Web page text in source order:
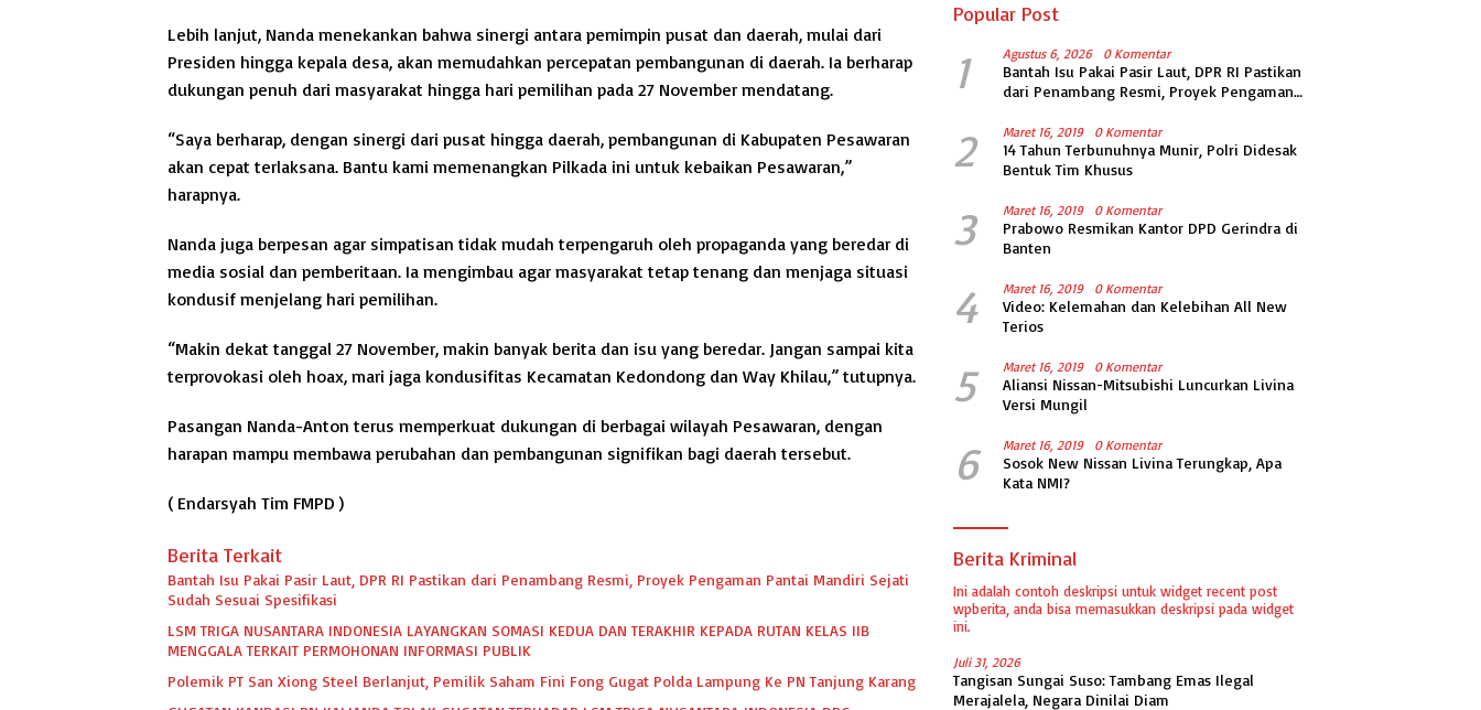
Lebih lanjut, Nanda menekankan bahwa sinergi antara pemimpin pusat dan daerah, mulai dari
Presiden hingga kepala desa, akan memudahkan percepatan pembangunan di daerah. Ia berharap
dukungan penuh dari masyarakat hingga hari pemilihan pada 27 November mendatang.
“Saya berharap, dengan sinergi dari pusat hingga daerah, pembangunan di Kabupaten Pesawaran
akan cepat terlaksana. Bantu kami memenangkan Pilkada ini untuk kebaikan Pesawaran,”
harapnya.
Nanda juga berpesan agar simpatisan tidak mudah terpengaruh oleh propaganda yang beredar di
media sosial dan pemberitaan. Ia mengimbau agar masyarakat tetap tenang dan menjaga situasi
kondusif menjelang hari pemilihan.
“Makin dekat tanggal 27 November, makin banyak berita dan isu yang beredar. Jangan sampai kita
terprovokasi oleh hoax, mari jaga kondusifitas Kecamatan Kedondong dan Way Khilau,” tutupnya.
Pasangan Nanda-Anton terus memperkuat dukungan di berbagai wilayah Pesawaran, dengan
harapan mampu membawa perubahan dan pembangunan signifikan bagi daerah tersebut.
( Endarsyah Tim FMPD )
Berita Terkait
Bantah Isu Pakai Pasir Laut, DPR RI Pastikan dari Penambang Resmi, Proyek Pengaman Pantai Mandiri Sejati
Sudah Sesuai Spesifikasi
LSM TRIGA NUSANTARA INDONESIA LAYANGKAN SOMASI KEDUA DAN TERAKHIR KEPADA RUTAN KELAS IIB
MENGGALA TERKAIT PERMOHONAN INFORMASI PUBLIK
Polemik PT San Xiong Steel Berlanjut, Pemilik Saham Fini Fong Gugat Polda Lampung Ke PN Tanjung Karang
Popular Post
1 Agustus 6, 2026 0 Komentar
Bantah Isu Pakai Pasir Laut, DPR RI Pastikan
dari Penambang Resmi, Proyek Pengaman
Spesifikasi
2 Maret 16, 2019 0 Komentar
14 Tahun Terbunuhnya Munir, Polri Didesak
Bentuk Tim Khusus
3 Maret 16, 2019 0 Komentar
Prabowo Resmikan Kantor DPD Gerindra di
Banten
4 Maret 16, 2019 0 Komentar
Video: Kelemahan dan Kelebihan All New
Terios
5 Maret 16, 2019 0 Komentar
Aliansi Nissan-Mitsubishi Luncurkan Livina
Versi Mungil
6 Maret 16, 2019 0 Komentar
Sosok New Nissan Livina Terungkap, Apa
Kata NMI?
Berita Kriminal
Ini adalah contoh deskripsi untuk widget recent post
wpberita, anda bisa memasukkan deskripsi pada widget
ini.
Juli 31, 2026
Tangisan Sungai Suso: Tambang Emas Ilegal
Merajalela, Negara Dinilai Diam